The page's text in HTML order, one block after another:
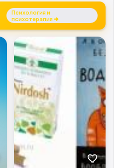
Психология и
психотерапия →